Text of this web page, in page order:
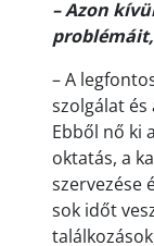
– Azon
– A
szolgálat és
Ebből nő ki
oktatás, a
szervezése
sok időt